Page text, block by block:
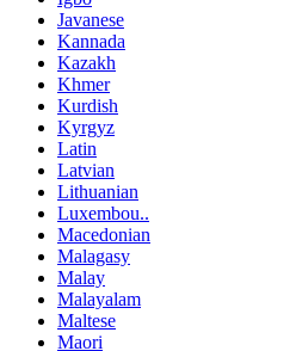
Javanese
Kannada
Kazakh
Khmer
Kurdish
Kyrgyz
Latin
Latvian
Lithuanian
Luxembou..
Macedonian
Malagasy
Malay
Malayalam
Maltese
Maori